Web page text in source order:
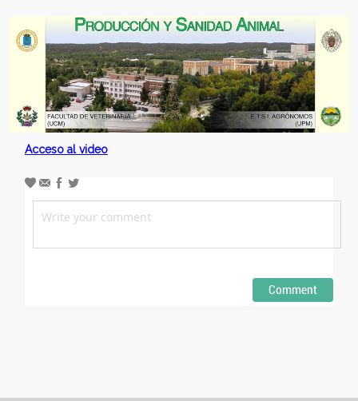
Acceso al video